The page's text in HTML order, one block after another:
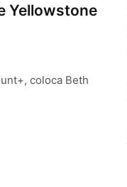
Yellowstone
coloca Beth